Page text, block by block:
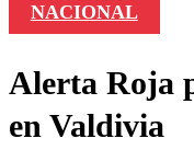
NACIONAL
Alerta Roja
en Valdivia